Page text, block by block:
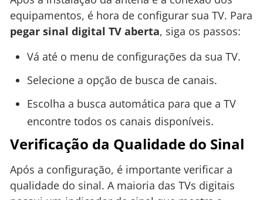
equipamentos, é hora de configurar sua TV. Para
pegar sinal digital TV aberta, siga os passos:
Vá até o menu de configurações da sua TV.
Selecione a opção de busca de canais.
Escolha a busca automática para que a TV
encontre todos os canais disponíveis.
Verificação da Qualidade do Sinal
Após a configuração, é importante verificar a
qualidade do sinal. A maioria das TVs digitais